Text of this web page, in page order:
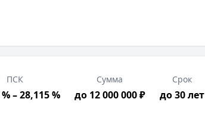
ПСК
– 28,115 %
Сумма
до 12 000 000 ₽
Срок
до 30 лет